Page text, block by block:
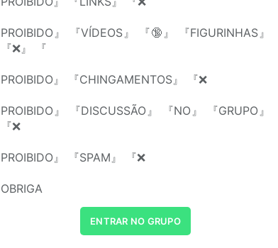
PROIBIDO』 『VÍDEOS』 『🔞』 『FIGURINHAS』
『❌』 『
PROIBIDO』 『CHINGAMENTOS』 『❌
PROIBIDO』 『DISCUSSÃO』 『NO』 『GRUPO』
『❌
PROIBIDO』 『SPAM』 『❌
OBRIGA
ENTRAR NO GRUPO